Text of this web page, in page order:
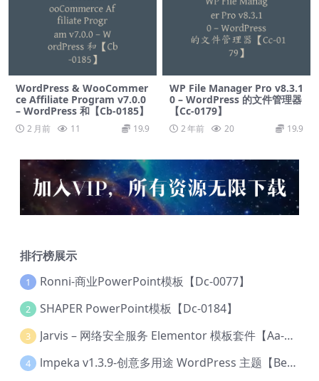
WordPress & WooCommer
ce Affiliate Program v7.0.0
– WordPress 和【Cb-0185】
2 月前 11 19.9
WP File Manager Pro v8.3.1
0 – WordPress 的文件管理器
【Cc-0179】
2 年前 20 19.9
排行榜展示
1 Ronni-商业PowerPoint模板【Dc-0077】
2 SHAPER PowerPoint模板【Dc-0184】
3 Jarvis – 网络安全服务 Elementor 模板套件【Aa-0035】
4 lmpeka v1.3.9-创意多用途 WordPress 主题【Be-0064】